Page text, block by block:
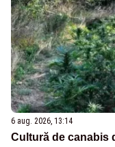
6 aug. 2026, 13:14
Cultură de canabis